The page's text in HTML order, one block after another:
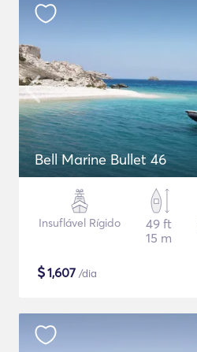
Bell Marine Bullet 46
Insuflável Rígido
49 ft
15 m
$1,607 /dia